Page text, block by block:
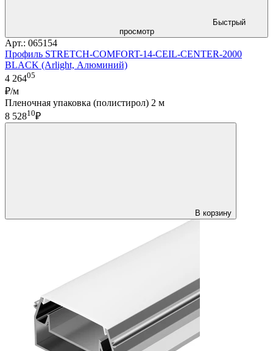
Быстрый
просмотр
Арт.: 065154
Профиль STRETCH-COMFORT-14-CEIL-CENTER-2000
BLACK (Arlight, Алюминий)
4 26405
₽/м
Пленочная упаковка (полистирол) 2 м
8 52810₽
В корзину